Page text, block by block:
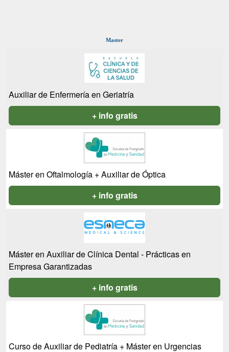
Master
Auxiliar de Enfermería en Geriatría
+ info gratis
Máster en Oftalmología + Auxiliar de Óptica
+ info gratis
Máster en Auxiliar de Clínica Dental - Prácticas en
Empresa Garantizadas
+ info gratis
Curso de Auxiliar de Pediatría + Máster en Urgencias